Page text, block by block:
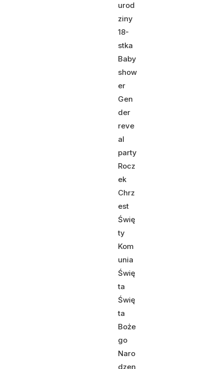
urod
ziny
18-
stka
Baby
show
er
Gen
der
reve
al
party
Rocz
ek
Chrz
est
Świę
ty
Kom
unia
Świę
ta
Świę
ta
Boże
go
Naro
dzen